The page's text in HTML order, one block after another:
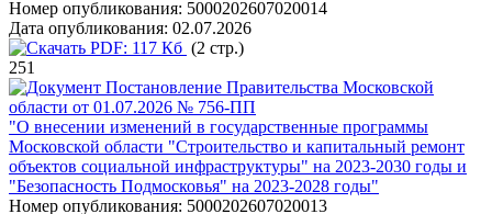
Номер опубликования: 5000202607020014
Дата опубликования: 02.07.2026
PDF: 117 Кб (2 стр.)
251
Постановление Правительства Московской
области от 01.07.2026 № 756-ПП
"О внесении изменений в государственные программы
Московской области "Строительство и капитальный ремонт
объектов социальной инфраструктуры" на 2023-2030 годы и
"Безопасность Подмосковья" на 2023-2028 годы"
Номер опубликования: 5000202607020013